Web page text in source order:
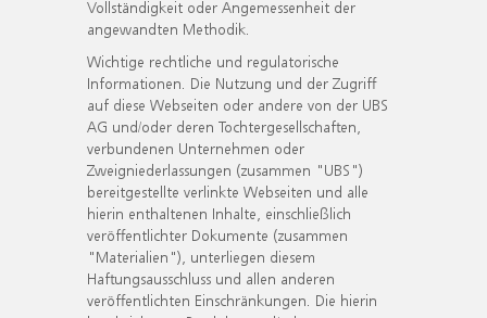
Vollständigkeit oder Angemessenheit der
angewandten Methodik.
Wichtige rechtliche und regulatorische
Informationen. Die Nutzung und der Zugriff
auf diese Webseiten oder andere von der UBS
AG und/oder deren Tochtergesellschaften,
verbundenen Unternehmen oder
Zweigniederlassungen (zusammen "UBS")
bereitgestellte verlinkte Webseiten und alle
hierin enthaltenen Inhalte, einschließlich
veröffentlichter Dokumente (zusammen
"Materialien"), unterliegen diesem
Haftungsausschluss und allen anderen
veröffentlichten Einschränkungen. Die hierin